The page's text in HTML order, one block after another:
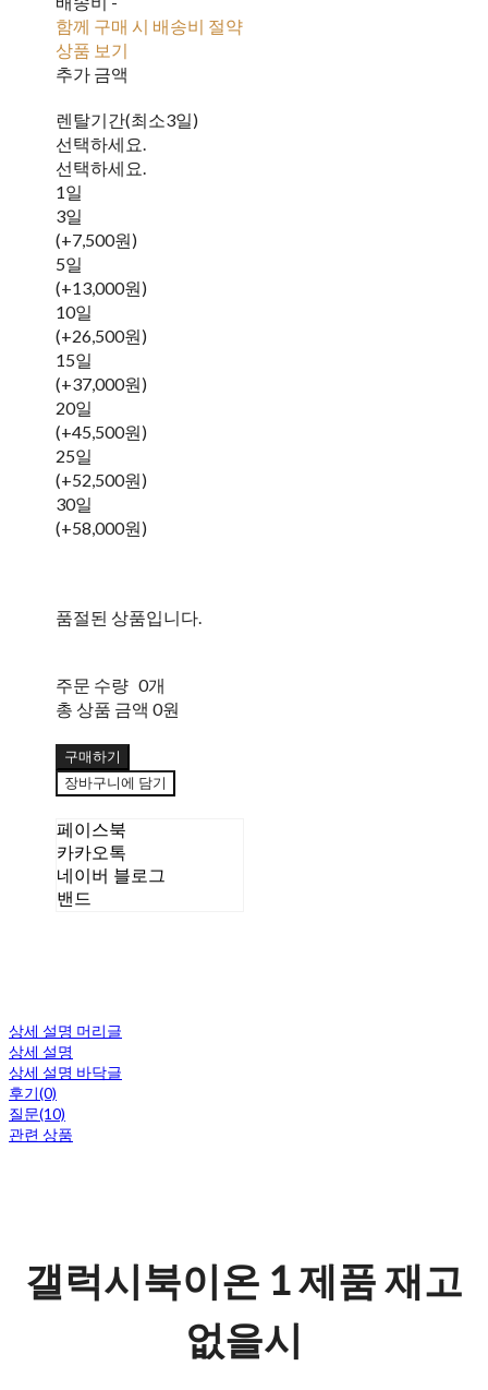
함께 구매 시 배송비 절약
상품 보기
추가 금액
렌탈기간(최소3일)
선택하세요.
선택하세요.
1일
3일
(+7,500원)
5일
(+13,000원)
10일
(+26,500원)
15일
(+37,000원)
20일
(+45,500원)
25일
(+52,500원)
30일
(+58,000원)
품절된 상품입니다.
주문 수량 0개
총 상품 금액 0원
구매하기
장바구니에 담기
페이스북
카카오톡
네이버 블로그
밴드
상세 설명 머리글
상세 설명
상세 설명 바닥글
후기(0)
질문(10)
관련 상품
갤럭시북이온 1 제품 재고
없을시